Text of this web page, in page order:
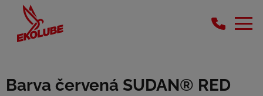
Barva červená SUDAN® RED